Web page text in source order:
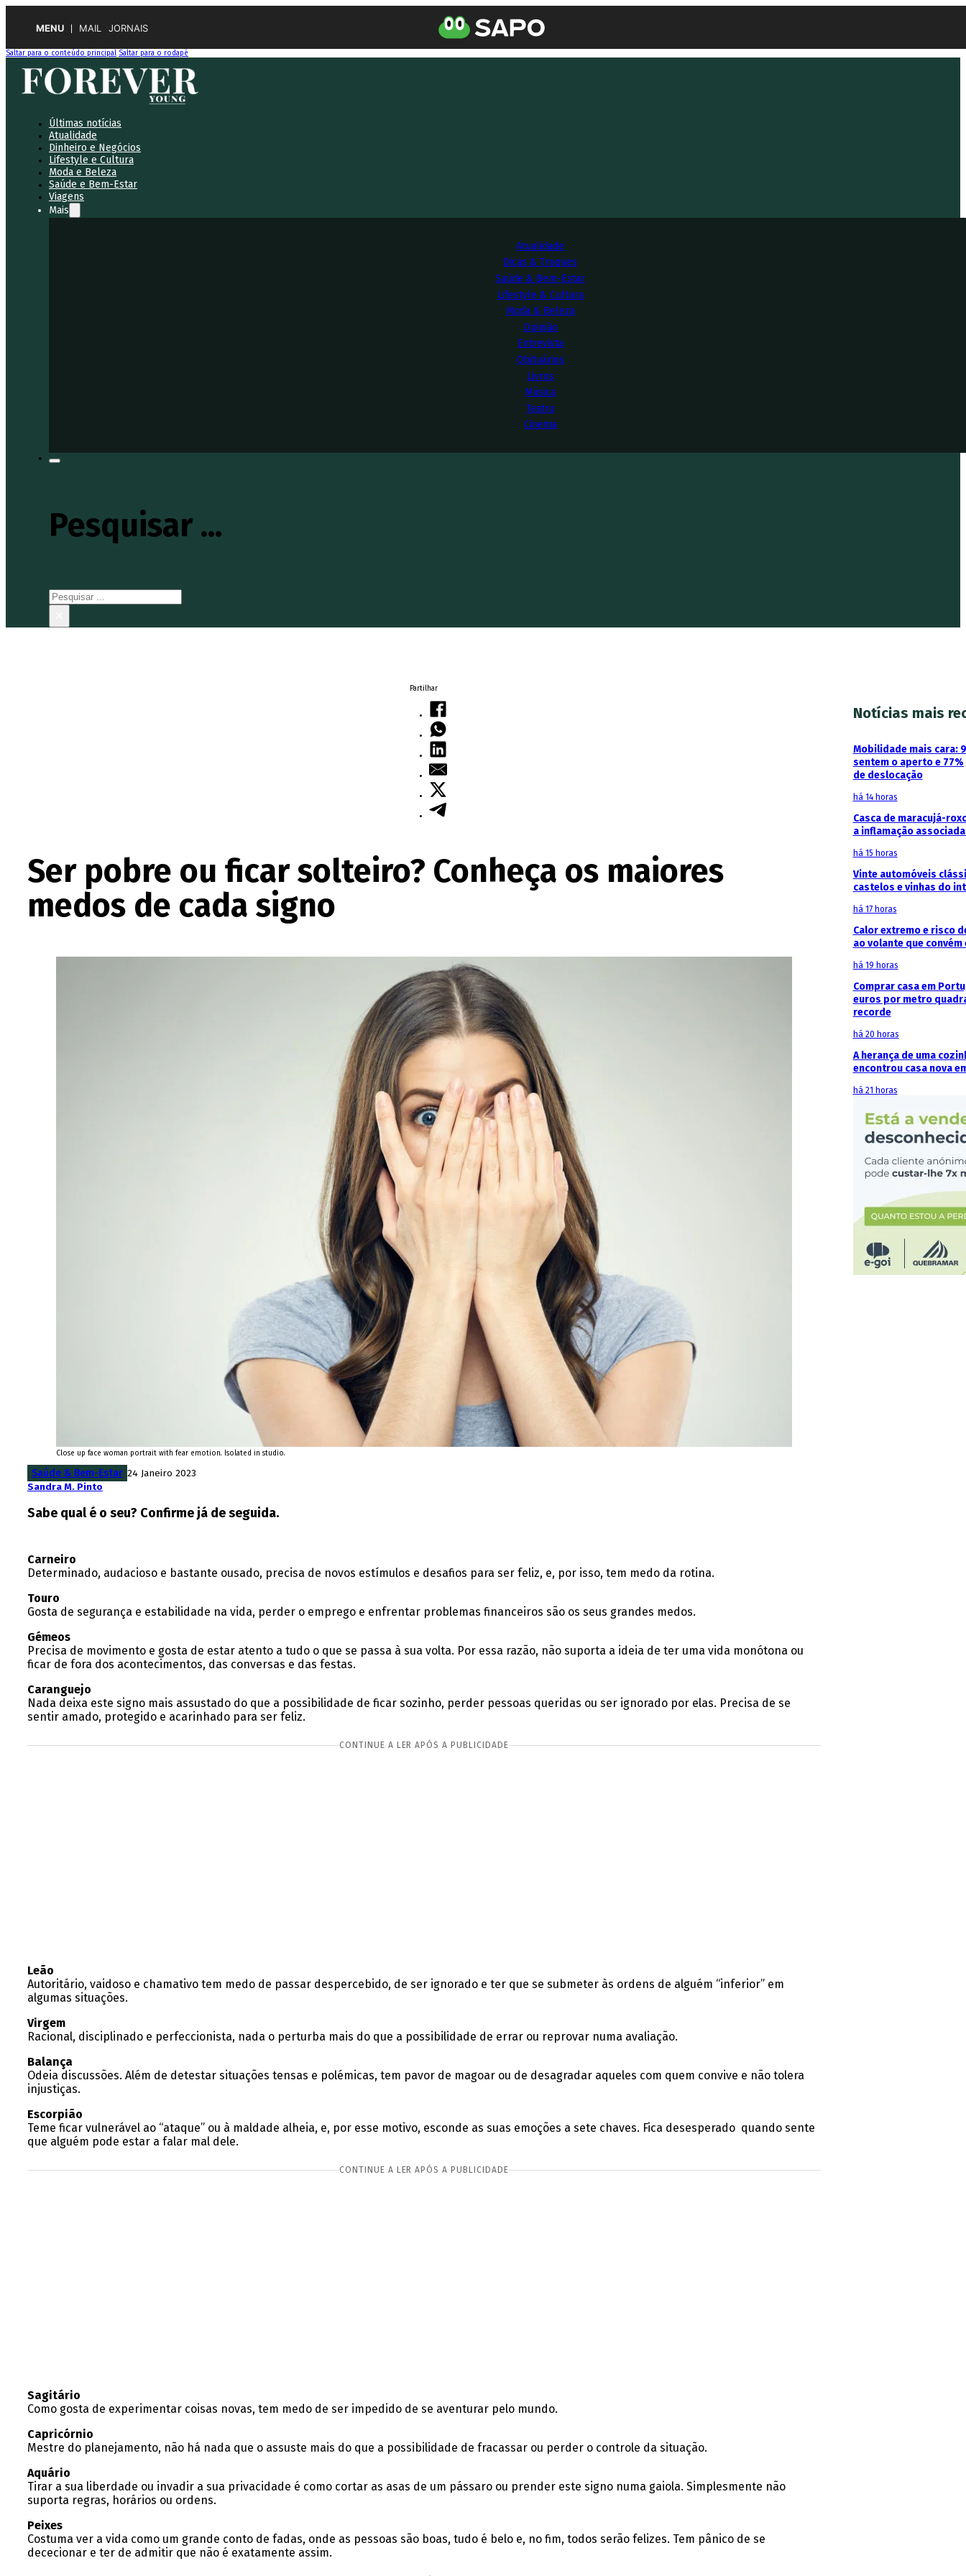
MENU MAIL JORNAIS
Saltar para o conteúdo principal Saltar para o rodapé
Últimas notícias
Atualidade
Dinheiro e Negócios
Lifestyle e Cultura
Moda e Beleza
Saúde e Bem-Estar
Viagens
Mais
Atualidade
Dicas & Truques
Saúde & Bem-Estar
Lifestyle & Cultura
Moda & Beleza
Opinião
Entrevista
Obituários
Livros
Música
Teatro
Cinema
Pesquisar ...
Pesquisar
Partilhar
Ser pobre ou ficar solteiro? Conheça os maiores
medos de cada signo
Close up face woman portrait with fear emotion. Isolated in studio.
Saúde & Bem-Estar 24 Janeiro 2023
Sandra M. Pinto
Sabe qual é o seu? Confirme já de seguida.
Carneiro
Determinado, audacioso e bastante ousado, precisa de novos estímulos e desafios para ser feliz, e, por isso, tem medo da rotina.
Touro
Gosta de segurança e estabilidade na vida, perder o emprego e enfrentar problemas financeiros são os seus grandes medos.
Gémeos
Precisa de movimento e gosta de estar atento a tudo o que se passa à sua volta. Por essa razão, não suporta a ideia de ter uma vida monótona ou
ficar de fora dos acontecimentos, das conversas e das festas.
Caranguejo
Nada deixa este signo mais assustado do que a possibilidade de ficar sozinho, perder pessoas queridas ou ser ignorado por elas. Precisa de se
sentir amado, protegido e acarinhado para ser feliz.
CONTINUE A LER APÓS A PUBLICIDADE
Leão
Autoritário, vaidoso e chamativo tem medo de passar despercebido, de ser ignorado e ter que se submeter às ordens de alguém “inferior” em
algumas situações.
Virgem
Racional, disciplinado e perfeccionista, nada o perturba mais do que a possibilidade de errar ou reprovar numa avaliação.
Balança
Odeia discussões. Além de detestar situações tensas e polémicas, tem pavor de magoar ou de desagradar aqueles com quem convive e não tolera
injustiças.
Escorpião
Teme ficar vulnerável ao “ataque” ou à maldade alheia, e, por esse motivo, esconde as suas emoções a sete chaves. Fica desesperado quando sente
que alguém pode estar a falar mal dele.
CONTINUE A LER APÓS A PUBLICIDADE
Sagitário
Como gosta de experimentar coisas novas, tem medo de ser impedido de se aventurar pelo mundo.
Capricórnio
Mestre do planejamento, não há nada que o assuste mais do que a possibilidade de fracassar ou perder o controle da situação.
Aquário
Tirar a sua liberdade ou invadir a sua privacidade é como cortar as asas de um pássaro ou prender este signo numa gaiola. Simplesmente não
suporta regras, horários ou ordens.
Peixes
Costuma ver a vida como um grande conto de fadas, onde as pessoas são boas, tudo é belo e, no fim, todos serão felizes. Tem pânico de se
dececionar e ter de admitir que não é exatamente assim.
Notícias mais
Mobilidade mais cara:
sentem o aperto e
de deslocação
há 14 horas
Casca de maracujá-
a inflamação
há 15 horas
Vinte automóveis
castelos e vinhas do
há 17 horas
Calor extremo e risco
ao volante que convém
há 19 horas
Comprar casa em
euros por metro
recorde
há 20 horas
A herança de uma
encontrou casa nova
há 21 horas